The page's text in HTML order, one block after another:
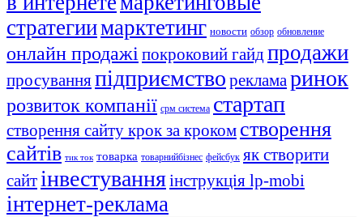
стратегиимарктетинг новости обзор обновление
онлайн продажі покроковий гайдпродажи
просуванняпідприємство рекламаринок
розвиток компанії срм система стартап
створення сайту крок за кроком створення
сайтів тик ток товарка товарнийбізнес фейсбук як створити
сайт інвестуванняінструкція lp-mobi
інтернет-реклама